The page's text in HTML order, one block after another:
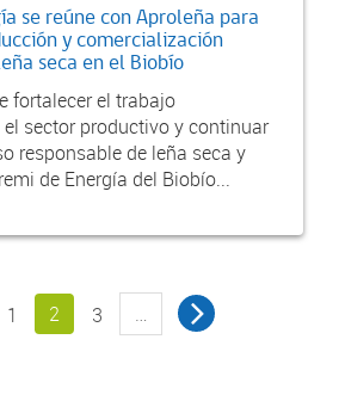
se reúne con Aproleña para
y comercialización
seca en el Biobío
fortalecer el trabajo
sector productivo y continuar
responsable de leña seca y
de Energía del Biobío...
1 2 3 …